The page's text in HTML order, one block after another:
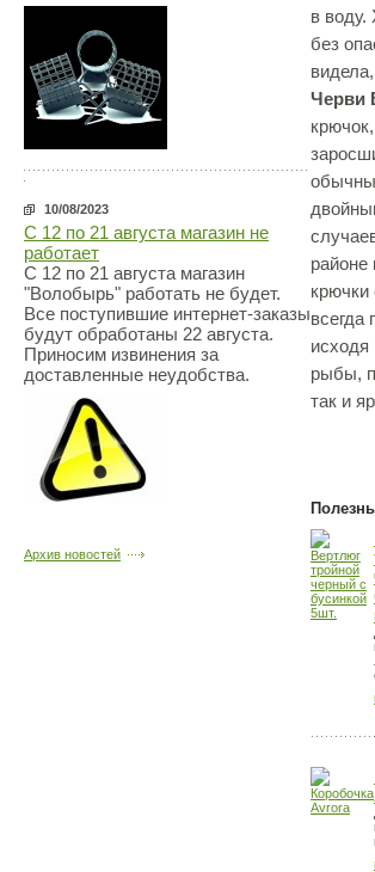
10/08/2023
С 12 по 21 августа магазин не
работает
С 12 по 21 августа магазин
"Волобырь" работать не будет.
Все поступившие интернет-заказы
будут обработаны 22 августа.
Приносим извинения за
доставленные неудобства.
Архив новостей
в воду.
без
Черви
районе
исходя
рыбы,
так и